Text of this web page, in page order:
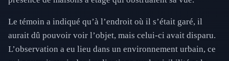
Le témoin a indiqué qu’à l’endroit où il s’était garé, il
aurait dû pouvoir voir l’objet, mais celui-ci avait disparu.
L’observation a eu lieu dans un environnement urbain, ce